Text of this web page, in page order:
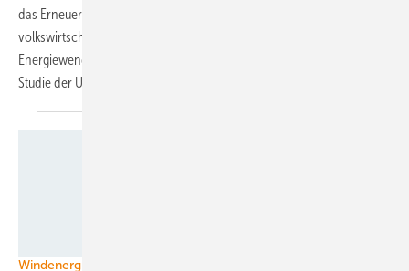
das Erneuerbare-Energien-Gesetz (EEG) in die Ecke eines
volkswirtschaftlichen Schädlings. Dagegen werden die Kosten der
Energiewende auf immer weniger Schultern verteilt, belegt jetzt eine
Studie der Umweltschutzorganisation
Windenergiehauptadt